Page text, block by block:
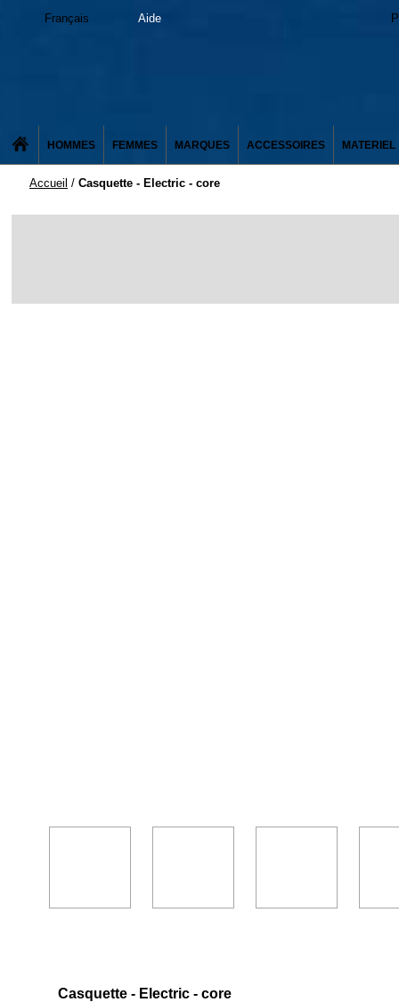
Français Aide
HOMMES FEMMES MARQUES ACCESSOIRES MATERIEL
Accueil / Casquette - Electric - core
Casquette - Electric - core